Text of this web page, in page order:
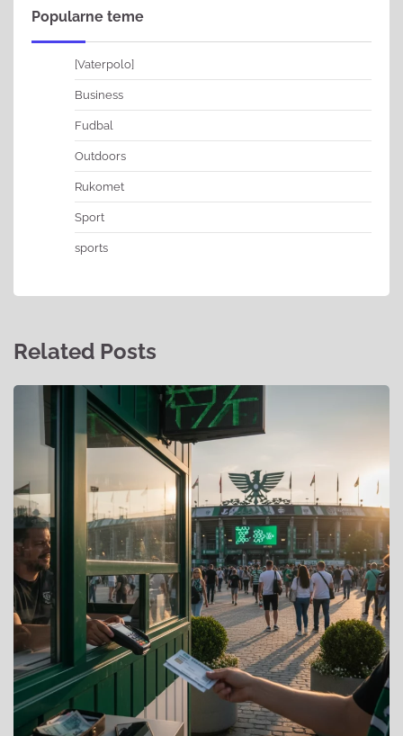
Popularne teme
[Vaterpolo]
Business
Fudbal
Outdoors
Rukomet
Sport
sports
Related Posts